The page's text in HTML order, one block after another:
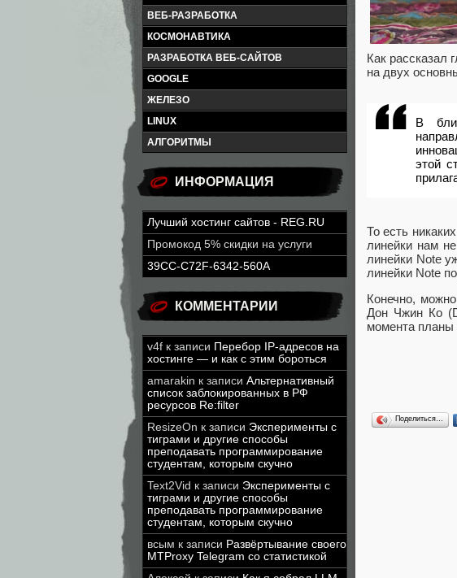
ВЕБ-РАЗРАБОТКА
КОСМОНАВТИКА
РАЗРАБОТКА ВЕБ-САЙТОВ
GOOGLE
ЖЕЛЕЗО
LINUX
АЛГОРИТМЫ
ИНФОРМАЦИЯ
Лучший хостинг сайтов - REG.RU
Промокод 5% скидки на услуги
39CC-C72F-6342-560A
КОММЕНТАРИИ
v4f к записи Перебор IP-адресов на
хостинге — и как с этим бороться
amarakin к записи Альтернативный
список заблокированных в РФ
ресурсов Re:filter
ResizeOn к записи Эксперименты с
тиграми и другие способы
преподавать программирование
студентам, которым скучно
Text2Vid к записи Эксперименты с
тиграми и другие способы
преподавать программирование
студентам, которым скучно
всым к записи Развёртывание своего
MTProxy Telegram со статистикой
Как рассказал
на двух
В
этой
То есть
линейки нам
линейки Note
линейки Note
Конечно,
Дон Чжин Ко
момента планы
Поделиться…